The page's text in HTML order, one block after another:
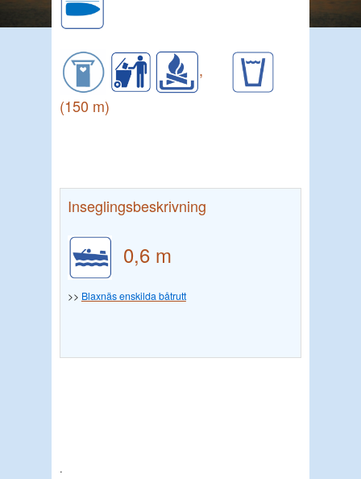
,
(150 m)
Inseglingsbeskrivning
0,6 m
>> Blaxnäs enskilda båtrutt
.